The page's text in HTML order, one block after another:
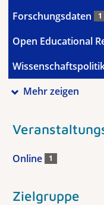
Forschungsdaten 1
Open Educational
Mehr zeigen
Online 1
Zielgruppe